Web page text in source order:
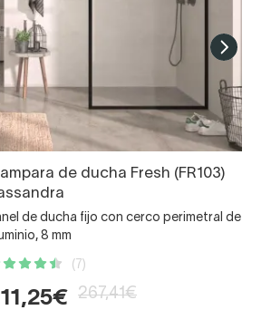
de ducha Fresh (FR103)
de ducha fijo con cerco perimetral de
8 mm
(7)
267,41€